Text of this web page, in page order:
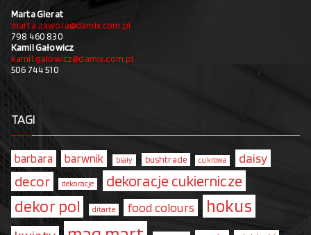
Marta Gierat
marta.zawora@damix.com.pl
798 460 830
Kamil Gałowicz
kamil.galowicz@damix.com.pl
506 744 510
TAGI
barbara barwnik biały bushtrade cukrowa daisy
decor dekoracje dekoracje cukiernicze
dekor pol ditarte food colours hokus